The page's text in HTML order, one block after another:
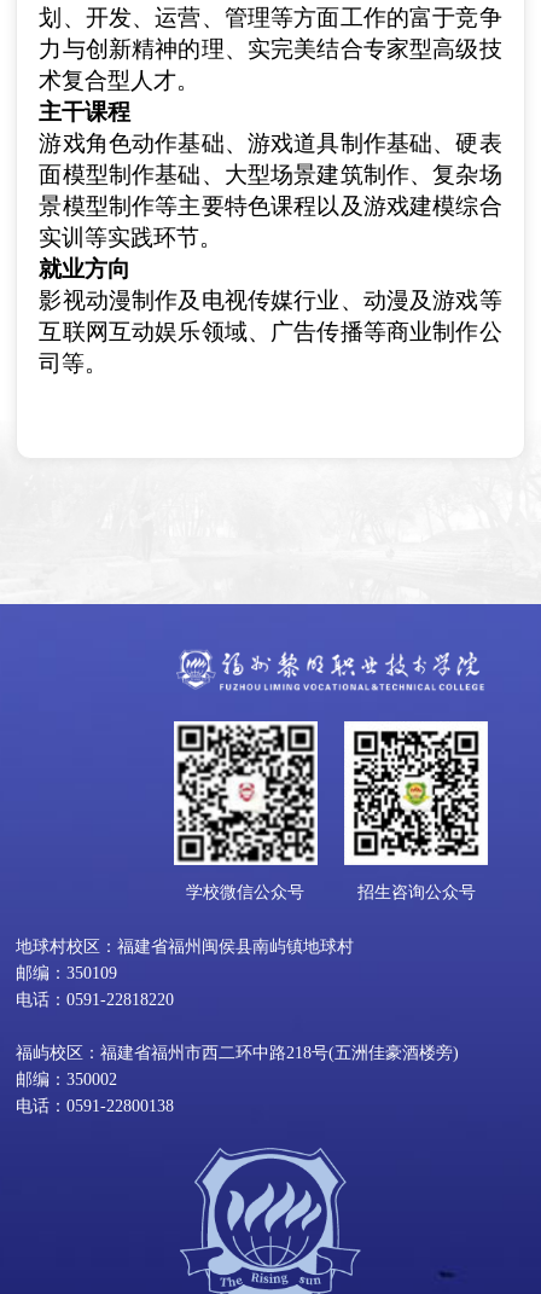
划、开发、运营、管理等方面工作的富于竞争
力与创新精神的理、实完美结合专家型高级技
术复合型人才。
主干课程
游戏角色动作基础、游戏道具制作基础、硬表
面模型制作基础、 大型场景建筑制作、复杂场
景模型制作等主要特色课程以及游戏建模综合
实训等实践环节。
就业方向
影视动漫制作及电视传媒行业、动漫及游戏等
互联网互动娱乐领域、广告传播等商业制作公
司等。
学校微信公众号 招生咨询公众号
地球村校区：福建省福州闽侯县南屿镇地球村
邮编：350109
电话：0591-22818220
福屿校区：福建省福州市西二环中路218号(五洲佳豪酒楼旁)
邮编：350002
电话：0591-22800138